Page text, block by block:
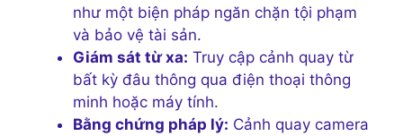
như một biện pháp ngăn chặn tội phạm
và bảo vệ tài sản.
Giám sát từ xa: Truy cập cảnh quay từ
bất kỳ đâu thông qua điện thoại thông
minh hoặc máy tính.
Bằng chứng pháp lý: Cảnh quay camera